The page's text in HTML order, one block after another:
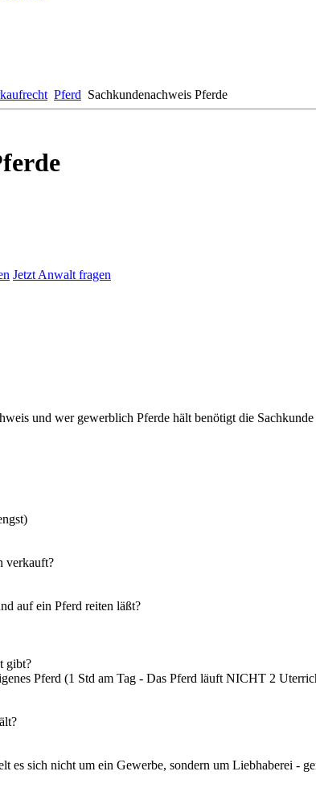
Pferd Sachkundenachweis Pferde
Jetzt Anwalt fragen
und wer gewerblich Pferde hält benötigt die
verkauft?
auf ein Pferd reiten läßt?
gibt?
Pferd (1 Std am Tag - Das Pferd läuft NICHT 2
es sich nicht um ein Gewerbe, sondern um Liebhaberei -